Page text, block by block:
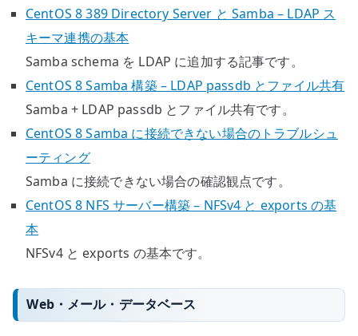
CentOS 8 389 Directory Server と Samba – LDAP ス
キーマ連携の基本
Samba schema を LDAP に追加する記事です。
CentOS 8 Samba 構築 – LDAP passdb とファイル共有
Samba + LDAP passdb とファイル共有です。
CentOS 8 Samba に接続できない場合のトラブルシュ
ーティング
Samba に接続できない場合の確認観点です。
CentOS 8 NFS サーバー構築 – NFSv4 と exports の基
本
NFSv4 と exports の基本です。
Web・メール・データベース